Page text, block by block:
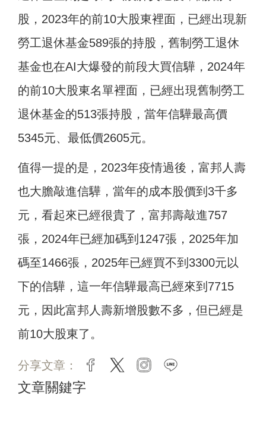
股，2023年的前10大股東裡面，已經出現新
勞工退休基金589張的持股，舊制勞工退休
基金也在AI大爆發的前段大買信驊，2024年
的前10大股東名單裡面，已經出現舊制勞工
退休基金的513張持股，當年信驊最高價
5345元、最低價2605元。
值得一提的是，2023年疫情過後，富邦人壽
也大膽敲進信驊，當年的成本股價到3千多
元，看起來已經很貴了，富邦壽敲進757
張，2024年已經加碼到1247張，2025年加
碼至1466張，2025年已經買不到3300元以
下的信驊，這一年信驊最高已經來到7715
元，因此富邦人壽新增股數不多，但已經是
前10大股東了。
分享文章： facebook
twitter instagram
文章關鍵字